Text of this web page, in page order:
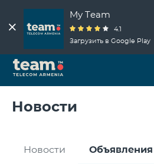
My Team
4.1
Загрузить в Google Play
Новости
Новости Объявления